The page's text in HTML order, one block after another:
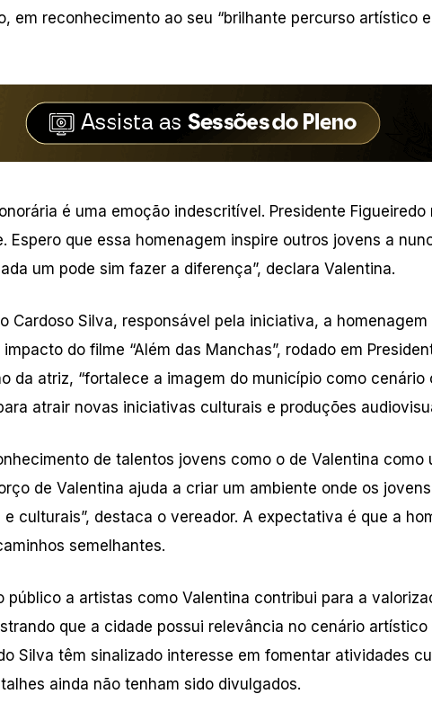
em reconhecimento ao seu “brilhante percurso artístico
é uma emoção indescritível. Presidente
Espero que essa homenagem inspire outros jovens a
um pode sim fazer a diferença”, declara Valentina.
Cardoso Silva, responsável pela iniciativa, a
do filme “Além das Manchas”, rodado em
da atriz, “fortalece a imagem do município como cenário
atrair novas iniciativas culturais e produções
de talentos jovens como o de Valentina como
de Valentina ajuda a criar um ambiente onde os
culturais”, destaca o vereador. A expectativa é que a
semelhantes.
público a artistas como Valentina contribui para a
que a cidade possui relevância no cenário
Silva têm sinalizado interesse em fomentar atividades
ainda não tenham sido divulgados.